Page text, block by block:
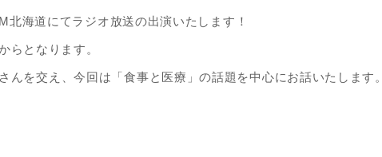
北海道にてラジオ放送の出演いたします！
らとなります。
んを交え、今回は「食事と医療」の話題を中心にお話いたします。